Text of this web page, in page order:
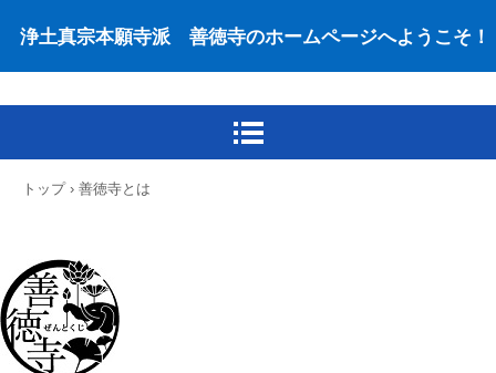
浄土真宗本願寺派 善徳寺のホームページへようこそ！
トップ › 善徳寺とは